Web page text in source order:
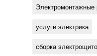
Электромонтажные
услуги электрика
сборка